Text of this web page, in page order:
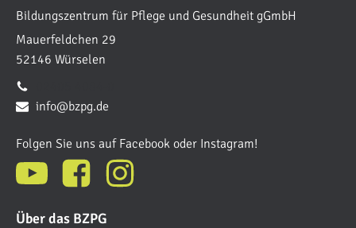
Bildungszentrum für Pflege und Gesundheit gGmbH
Mauerfeldchen 29
52146 Würselen
info@bzpg.de
Folgen Sie uns auf Facebook oder Instagram!
Über das BZPG